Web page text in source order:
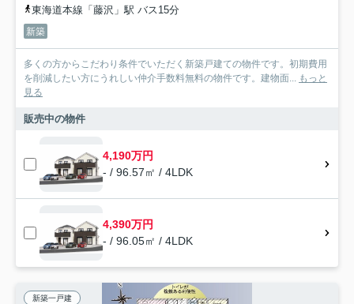
東海道本線「藤沢」駅 バス15分
新築
多くの方からこだわり条件でいただく新築戸建ての物件です。初期費用
を削減したい方にうれしい仲介手数料無料の物件です。建物面... もっと
見る
販売中の物件
4,190万円
- / 96.57㎡ / 4LDK
4,390万円
- / 96.05㎡ / 4LDK
新築一戸建